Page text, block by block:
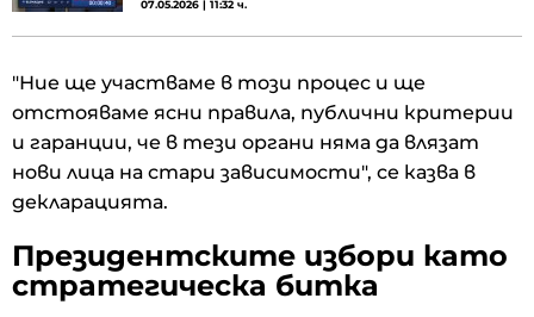
07.05.2026 | 11:32 ч.
"Ние ще участваме в този процес и ще
отстояваме ясни правила, публични критерии
и гаранции, че в тези органи няма да влязат
нови лица на стари зависимости", се казва в
декларацията.
Президентските избори като
стратегическа битка